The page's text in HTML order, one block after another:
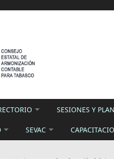
SESIONES Y
SEVAC